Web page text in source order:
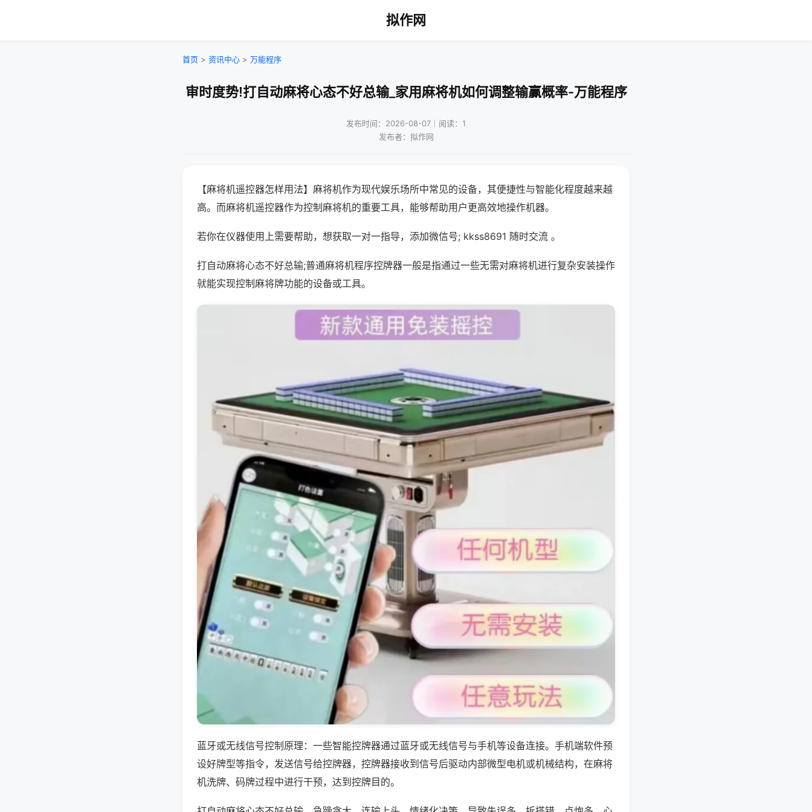
拟作网
首页 > 资讯中心 > 万能程序
审时度势!打自动麻将心态不好总输_家用麻将机如何调整输赢概率-万能程序
发布时间：2026-08-07｜阅读：1
发布者：拟作网
【麻将机遥控器怎样用法】麻将机作为现代娱乐场所中常见的设备，其便捷性与智能化程度越来越
高。而麻将机遥控器作为控制麻将机的重要工具，能够帮助用户更高效地操作机器。
若你在仪器使用上需要帮助，想获取一对一指导，添加微信号; kkss8691 随时交流 。
打自动麻将心态不好总输;普通麻将机程序控牌器一般是指通过一些无需对麻将机进行复杂安装操作
就能实现控制麻将牌功能的设备或工具。
蓝牙或无线信号控制原理：一些智能控牌器通过蓝牙或无线信号与手机等设备连接。手机端软件预
设好牌型等指令，发送信号给控牌器，控牌器接收到信号后驱动内部微型电机或机械结构，在麻将
机洗牌、码牌过程中进行干预，达到控牌目的。